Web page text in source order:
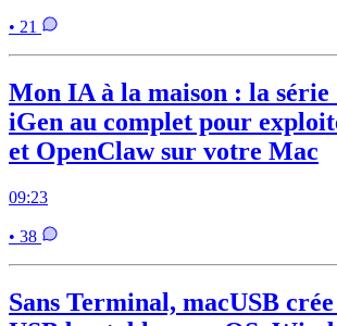
• 21
Mon IA à la maison : la
iGen au complet pour
et OpenClaw sur votre Mac
09:23
• 38
Sans Terminal, macUSB crée